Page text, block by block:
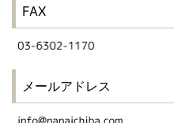
FAX
メールアドレス